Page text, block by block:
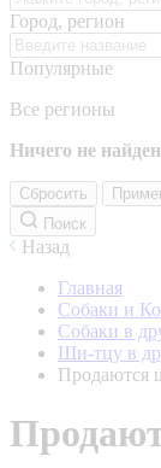
Город, регион
Популярные
Все регионы
Ничего не
Сбросить
Поиск
Назад
Главная
Собаки и
Собаки в
Ши-тцу в
Продаются